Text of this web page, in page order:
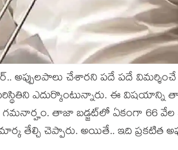
అప్పులపాలు చేశార‌ని ప‌దే ప‌దే
ఎదుర్కొంటున్నారు. ఈ విష‌యాన్ని
గ‌మ‌నార్హం. తాజా బ‌డ్జ‌ట్‌లో ఏకంగా 66 వేల
తేల్చి చెప్పారు. అయితే.. ఇది ప్ర‌క‌టిత